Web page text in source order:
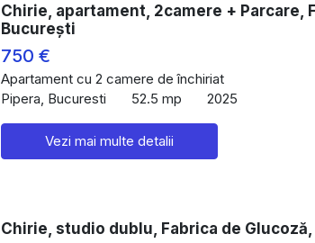
Chirie, apartament, 2camere + Parcare,
București
750 €
Apartament cu 2 camere de închiriat
Pipera, Bucuresti
52.5 mp 2025
Vezi mai multe detalii
Chirie, studio dublu, Fabrica de